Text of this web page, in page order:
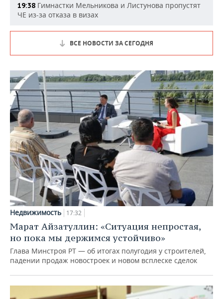
19:38 Гимнастки Мельникова и Листунова пропустят
ЧЕ из-за отказа в визах
ВСЕ НОВОСТИ ЗА СЕГОДНЯ
Недвижимость 17:32
Марат Айзатуллин: «Ситуация непростая,
но пока мы держимся устойчиво»
Глава Минстроя РТ — об итогах полугодия у строителей,
падении продаж новостроек и новом всплеске сделок